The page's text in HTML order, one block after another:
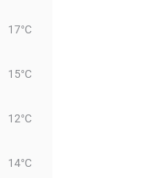
17°C
15°C
12°C
14°C